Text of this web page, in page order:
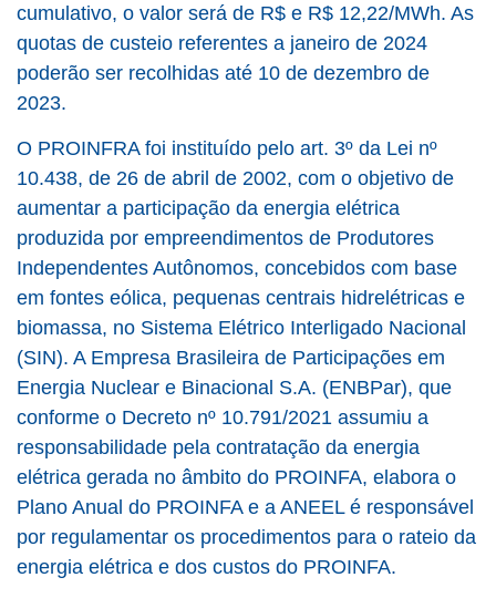
cumulativo, o valor será de R$ e R$ 12,22/MWh. As
quotas de custeio referentes a janeiro de 2024
poderão ser recolhidas até 10 de dezembro de
2023.
O PROINFRA foi instituído pelo art. 3º da Lei nº
10.438, de 26 de abril de 2002, com o objetivo de
aumentar a participação da energia elétrica
produzida por empreendimentos de Produtores
Independentes Autônomos, concebidos com base
em fontes eólica, pequenas centrais hidrelétricas e
biomassa, no Sistema Elétrico Interligado Nacional
(SIN). A Empresa Brasileira de Participações em
Energia Nuclear e Binacional S.A. (ENBPar), que
conforme o Decreto nº 10.791/2021 assumiu a
responsabilidade pela contratação da energia
elétrica gerada no âmbito do PROINFA, elabora o
Plano Anual do PROINFA e a ANEEL é responsável
por regulamentar os procedimentos para o rateio da
energia elétrica e dos custos do PROINFA.